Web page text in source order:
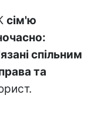
сім'ю
спільним
та